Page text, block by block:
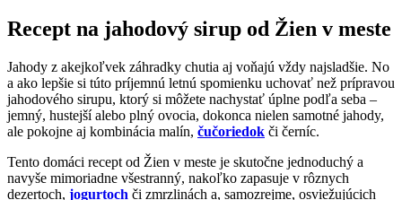
Recept na jahodový sirup od Žien v meste
Jahody z akejkoľvek záhradky chutia aj voňajú vždy najsladšie. No
a ako lepšie si túto príjemnú letnú spomienku uchovať než prípravou
jahodového sirupu, ktorý si môžete nachystať úplne podľa seba –
jemný, hustejší alebo plný ovocia, dokonca nielen samotné jahody,
ale pokojne aj kombinácia malín, čučoriedok či černíc.
Tento domáci recept od Žien v meste je skutočne jednoduchý a
navyše mimoriadne všestranný, nakoľko zapasuje v rôznych
dezertoch, jogurtoch či zmrzlinách a, samozrejme, osviežujúcich